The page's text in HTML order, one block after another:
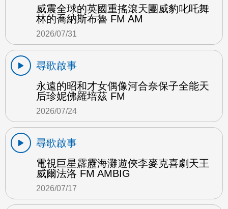
威震全球的英國重搖滾天團威豹叱吒舞
林的喬納斯布魯 FM AM
2026/07/31
尋歌啟事
永遠的昭和才女偶像河合奈保子全能天
后珍妮佛羅培茲 FM
2026/07/24
尋歌啟事
電視巨星霹靂海灘遊俠李麥克喜劇天王
威爾法洛 FM AMBIG
2026/07/17